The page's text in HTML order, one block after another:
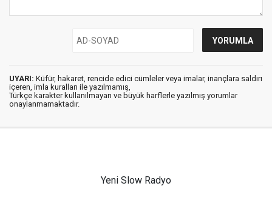
UYARI: Küfür, hakaret, rencide edici cümleler veya imalar, inançlara saldırı
içeren, imla kuralları ile yazılmamış,
Türkçe karakter kullanılmayan ve büyük harflerle yazılmış yorumlar
onaylanmamaktadır.
Yeni Slow Radyo